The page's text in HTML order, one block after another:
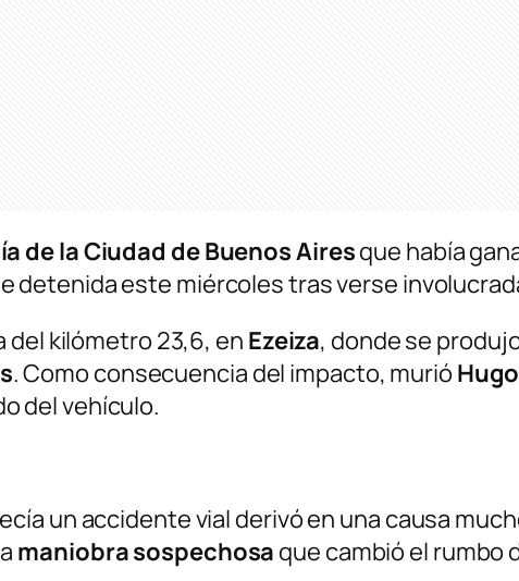
de la Ciudad de Buenos Airesque había
detenida este miércoles tras verse
del kilómetro 23,6, enEzeiza, donde se
. Como consecuencia del impacto, murió
del vehículo.
un accidente vial derivó en una causa
maniobra sospechosa que cambió el rumbo